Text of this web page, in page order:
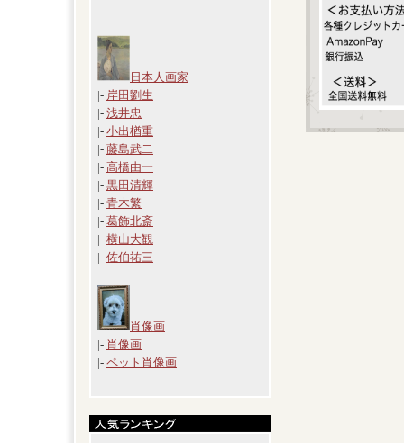
日本人画家
|- 岸田劉生
|- 浅井忠
|- 小出楢重
|- 藤島武二
|- 高橋由一
|- 黒田清輝
|- 青木繁
|- 葛飾北斎
|- 横山大観
|- 佐伯祐三
肖像画
|- 肖像画
|- ペット肖像画